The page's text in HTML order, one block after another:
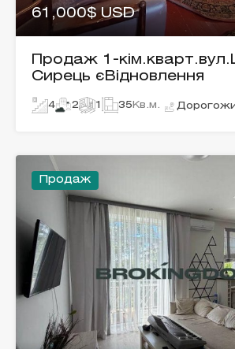
61,000$ USD
Продаж 1-
Сирець єВідновлення
4 2 1 35 Кв.м.
Продаж